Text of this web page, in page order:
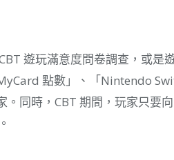
遊玩滿意度問卷調查，或是
點數」、「Nintendo
。同時，CBT 期間，玩家只要